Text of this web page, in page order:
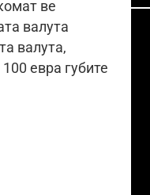
ве
валута
валута,
евра губите